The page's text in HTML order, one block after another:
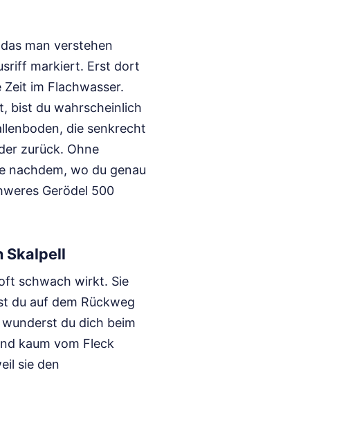
man verstehen
markiert. Erst dort
im Flachwasser.
bist du wahrscheinlich
die senkrecht
zurück. Ohne
nachdem, wo du genau
Gerödel 500
Skalpell
schwach wirkt. Sie
du auf dem Rückweg
du dich beim
kaum vom Fleck
sie den